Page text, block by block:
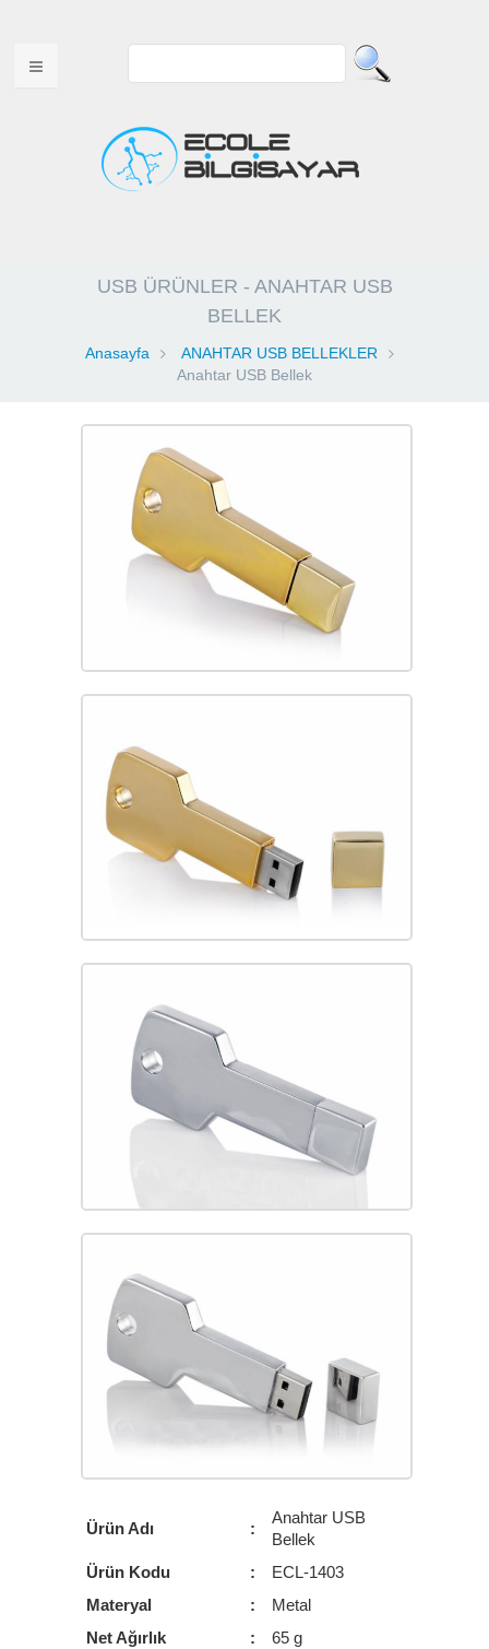
HAKKIMIZDA
VİDEOLAR
BLOG
USB ÜRÜNLER - ANAHTAR USB
BELLEK
Anasayfa
ANAHTAR USB BELLEKLER
Anahtar USB Bellek
Ürün Adı :
Anahtar USB
Bellek
Ürün Kodu
:
ECL-1403
Materyal
:
Metal
Net Ağırlık
:
65 g